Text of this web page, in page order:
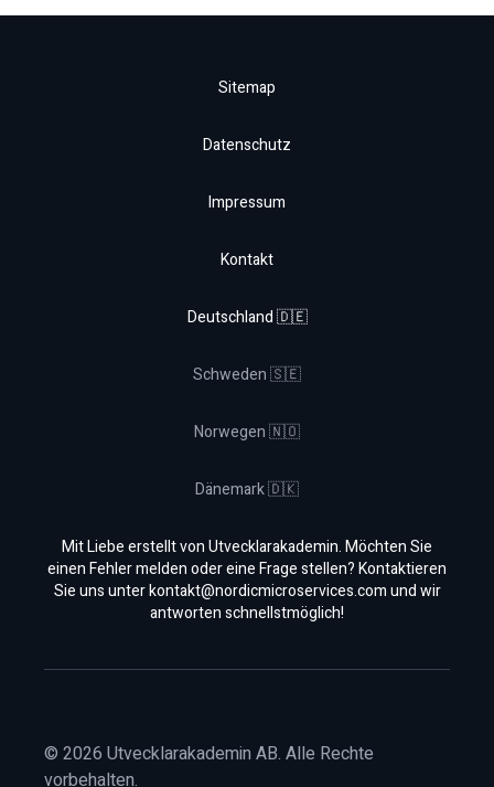
Sitemap
Datenschutz
Impressum
Kontakt
Deutschland 🇩🇪
Schweden 🇸🇪
Norwegen 🇳🇴
Dänemark 🇩🇰
Mit Liebe erstellt von Utvecklarakademin. Möchten Sie
einen Fehler melden oder eine Frage stellen? Kontaktieren
Sie uns unterkontakt@nordicmicroservices.comund wir
antworten schnellstmöglich!
© 2026 Utvecklarakademin AB. Alle Rechte
vorbehalten.